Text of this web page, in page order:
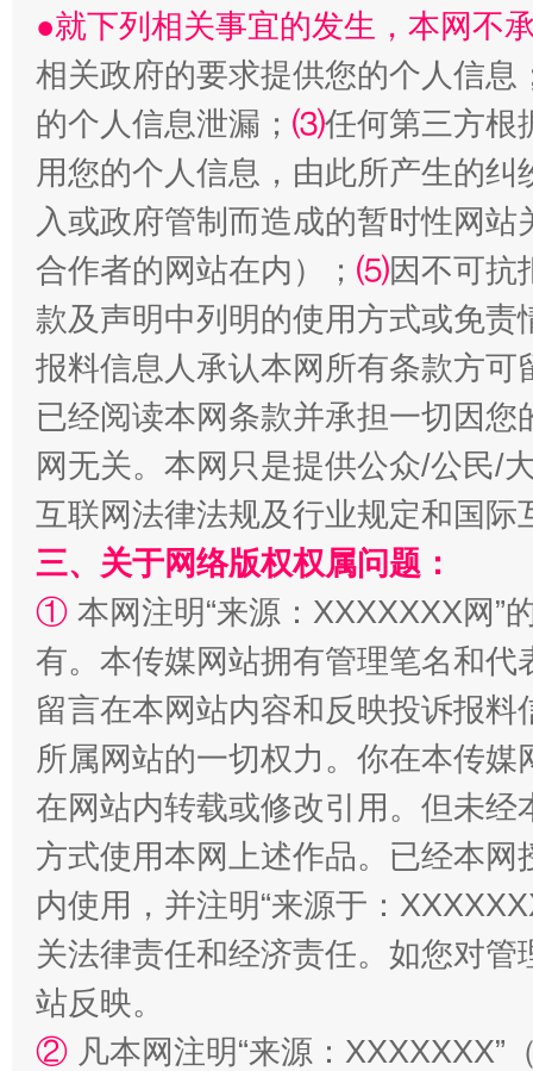
站台名比不上好声名
招工难、用工荒背后
●就下列相关事宜的发生，本网不
相关政府的要求提供您的个人信息
的个人信息泄漏； ⑶任何第三方根
用您的个人信息，由此所产生的纠
入或政府管制而造成的暂时性网
合作者的网站在内）； ⑸因不可抗
款及声明中列明的使用方式或免责
报料信息人承认本网所有条款方
已经阅读本网条款并承担一切因
网无关。本网只是提供公众/公民/
互联网法律法规及行业规定和国
三、关于网络版权权属问题：
① 本网注明“来源：XXXXXXX网”
有。本传媒网站拥有管理笔名和
留言在本网站内容和反映投诉报
所属网站的一切权力。你在本传
在网站内转载或修改引用。但未
方式使用本网上述作品。已经本
内使用，并注明“来源于：
关法律责任和经济责任。如您对
站反映。
② 凡本网注明“来源：